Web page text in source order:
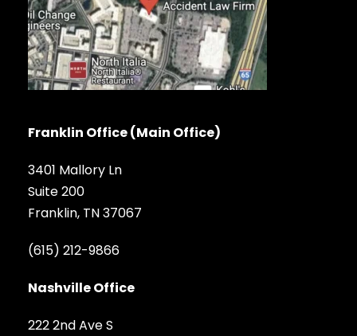
Franklin Office (Main Office)
3401 Mallory Ln
Suite 200
Franklin, TN 37067
(615) 212-9866
Nashville Office
222 2nd Ave S